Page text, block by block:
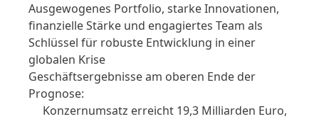
Ausgewogenes Portfolio, starke Innovationen,
finanzielle Stärke und engagiertes Team als
Schlüssel für robuste Entwicklung in einer
globalen Krise
Geschäftsergebnisse am oberen Ende der
Prognose:
Konzernumsatz erreicht 19,3 Milliarden Euro,